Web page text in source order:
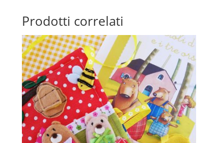
Prodotti correlati